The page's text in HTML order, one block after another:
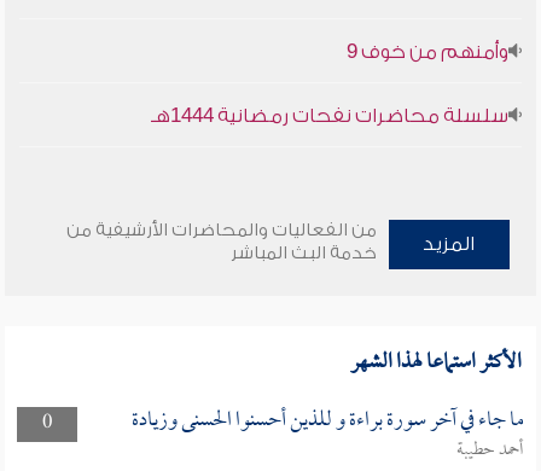
وأمنهم من خوف 9
سلسلة محاضرات نفحات رمضانية 1444هـ
المزيد
من الفعاليات والمحاضرات الأرشيفية من
خدمة البث المباشر
الأكثر استماعا لهذا الشهر
0 ما جاء في آخر سورة براءة و للذين أحسنوا الحسنى وزيادة
أحمد حطيبة